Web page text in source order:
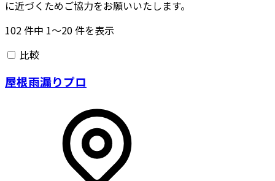
に近づくためご協力をお願いいたします。
102件中 1〜20件を表示
比較
屋根雨漏りプロ